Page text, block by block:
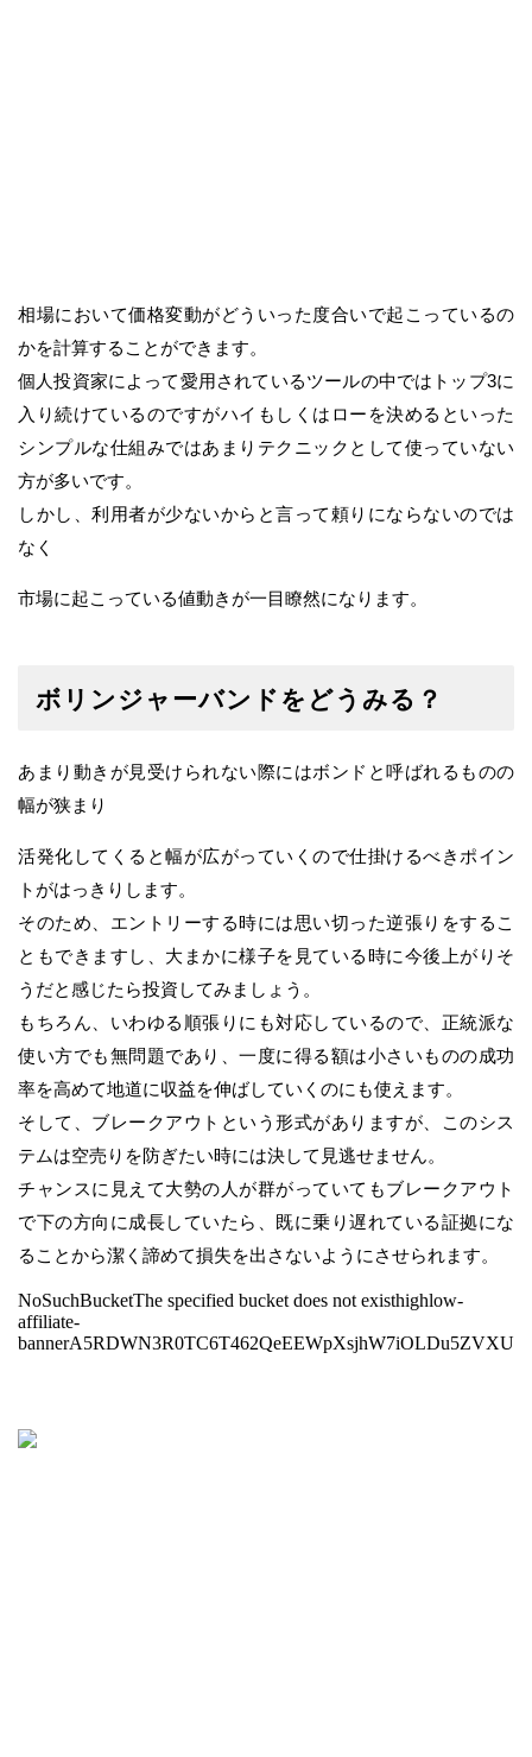
相場において価格変動がどういった度合いで起こっているの
かを計算することができます。
個人投資家によって愛用されているツールの中ではトップ3に
入り続けているのですがハイもしくはローを決めるといった
シンプルな仕組みではあまりテクニックとして使っていない
方が多いです。
しかし、利用者が少ないからと言って頼りにならないのでは
なく
市場に起こっている値動きが一目瞭然になります。
ボリンジャーバンドをどうみる？
あまり動きが見受けられない際にはボンドと呼ばれるものの
幅が狭まり
活発化してくると幅が広がっていくので仕掛けるべきポイン
トがはっきりします。
そのため、エントリーする時には思い切った逆張りをするこ
ともできますし、大まかに様子を見ている時に今後上がりそ
うだと感じたら投資してみましょう。
もちろん、いわゆる順張りにも対応しているので、正統派な
使い方でも無問題であり、一度に得る額は小さいものの成功
率を高めて地道に収益を伸ばしていくのにも使えます。
そして、ブレークアウトという形式がありますが、このシス
テムは空売りを防ぎたい時には決して見逃せません。
チャンスに見えて大勢の人が群がっていてもブレークアウト
で下の方向に成長していたら、既に乗り遅れている証拠にな
ることから潔く諦めて損失を出さないようにさせられます。